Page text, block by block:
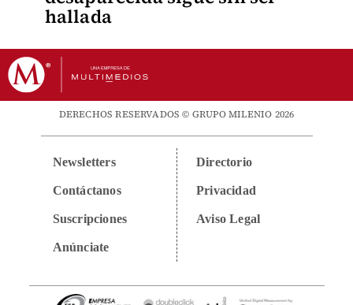
hallada
DERECHOS RESERVADOS © GRUPO MILENIO 2026
Newsletters
Contáctanos
Suscripciones
Anúnciate
Directorio
Privacidad
Aviso Legal